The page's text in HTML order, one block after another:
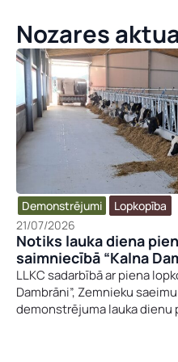
Nozares
Demonstrējumi
Lopkopība
21/07/2026
Notiks lauka diena
saimniecībā “Kalna
LLKC sadarbībā ar piena
Dambrāni”, Zemnieku
demonstrējuma lauka dienu
Vārds*
Uzvārds
Telefons
E-pasts*
Pievieno savu CV un
Vārds, uzvārds *
Uzņēmuma reģistrācijas
E-pasta adrese:*
Kontakttālrunis*
*
U
Pamatnozare